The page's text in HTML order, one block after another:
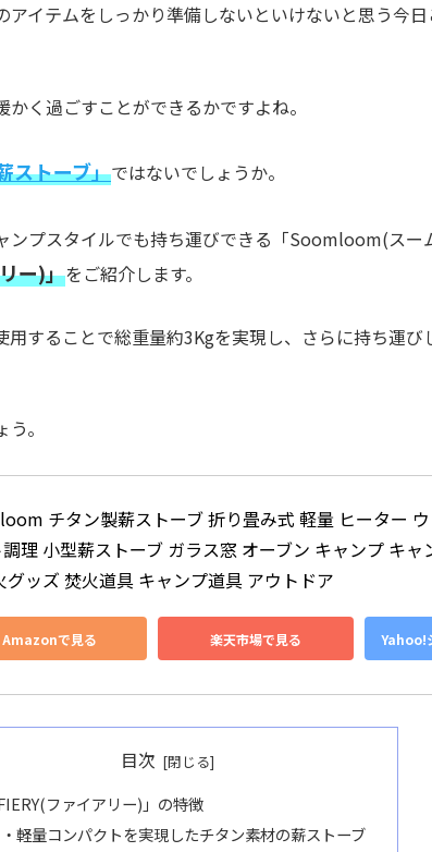
イテムをしっかり準備しないといけないと思う今
く過ごすことができるかですよね。
ストーブ」ではないでしょうか。
ンプスタイルでも持ち運びできる「Soomloom(スー
ー)」をご紹介します。
用することで総重量約3Kgを実現し、さらに持ち運
。
チタン製薪ストーブ 折り畳み式 軽量 ヒーター
理 小型薪ストーブ ガラス窓 オーブン キャンプ キャ
グッズ 焚火道具 キャンプ道具 アウトドア
Amazonで見る 楽天市場で見る Yahoo!
目次
FIERY(ファイアリー)」の特徴
・軽量コンパクトを実現したチタン素材の薪ストーブ